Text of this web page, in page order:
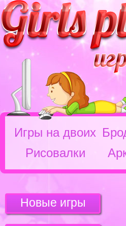
Игры на двоих
Рисовалки
Новые игры